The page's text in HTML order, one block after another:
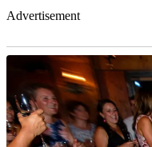
Advertisement